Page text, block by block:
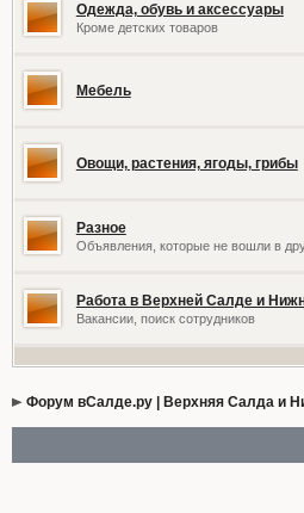
Одежда, обувь и аксессуары
Кроме детских товаров
Мебель
Овощи, растения, ягоды, грибы
Разное
Объявления, которые не вошли в
Работа в Верхней Салде и
Вакансии, поиск сотрудников
Форум вСалде.ру | Верхняя Салда и